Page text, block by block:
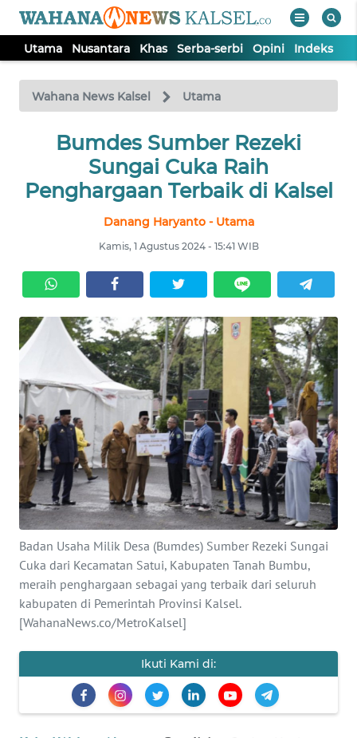
Utama Nusantara Khas Serba-serbi Opini Indeks
Wahana News Kalsel Utama
Bumdes Sumber Rezeki
Sungai Cuka Raih
Penghargaan Terbaik di Kalsel
Danang Haryanto - Utama
Kamis, 1 Agustus 2024 - 15:41 WIB
Badan Usaha Milik Desa (Bumdes) Sumber Rezeki Sungai
Cuka dari Kecamatan Satui, Kabupaten Tanah Bumbu,
meraih penghargaan sebagai yang terbaik dari seluruh
kabupaten di Pemerintah Provinsi Kalsel.
[WahanaNews.co/MetroKalsel]
Ikuti Kami di:
TV
Tutup
UTAMA
NUSANTARA
SERBA-
SERBI
OPINI
Informasi
INDEKS
BERITA
KONTAK
KAMI
INFO
IKLAN
TENTANG
KAMI
PEDOMAN